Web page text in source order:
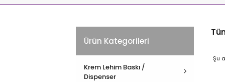
Ürün Kategorileri
Krem Lehim Baskı /
Dispenser
Şu